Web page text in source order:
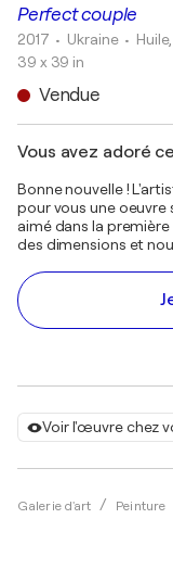
Voir l'œuvre chez
Galerie d'art Peinture
Perfect couple
2017 • Ukraine •
39 x 39 in
Vendue
Vous avez adoré
Bonne nouvelle !
pour vous une oeuvre
aimé dans la
des dimensions et